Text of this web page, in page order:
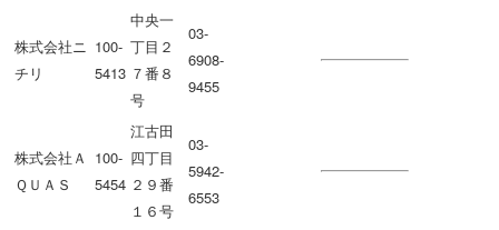
株式会社ニ
チリ
100-
5413
中央一
丁目２
７番８
号
03-
6908-
9455
株式会社Ａ
ＱＵＡＳ
100-
5454
江古田
四丁目
２９番
１６号
03-
5942-
6553